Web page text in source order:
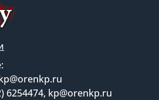
6254474, kp@orenkp.ru